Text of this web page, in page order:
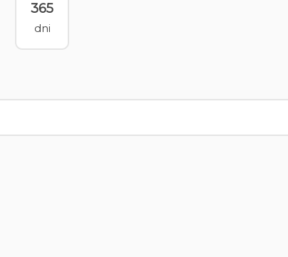
365
dni